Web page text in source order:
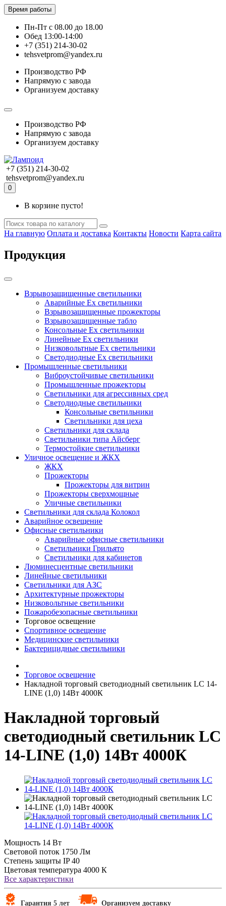
Время работы
Пн-Пт с 08.00 до 18.00
Обед 13:00-14:00
+7 (351) 214-30-02
tehsvetprom@yandex.ru
Производство РФ
Напрямую с завода
Организуем доставку
Производство РФ
Напрямую с завода
Организуем доставку
+7 (351) 214-30-02
tehsvetprom@yandex.ru
0
В корзине пусто!
На главную Оплата и доставка Контакты Новости Карта сайта
Продукция
Взрывозащищенные светильники
Аварийные Ex светильники
Взрывозащищенные прожекторы
Взрывозащищенные табло
Консольные Ех светильники
Линейные Ex светильники
Низковольтные Ex светильники
Светодиодные Ex светильники
Промышленные светильники
Виброустойчивые светильники
Промышленные прожекторы
Светильники для агрессивных сред
Светодиодные светильники
Консольные светильники
Светильники для цеха
Светильники для склада
Светильники типа Айсберг
Термостойкие светильники
Уличное освещение и ЖКХ
ЖКХ
Прожекторы
Прожекторы для витрин
Прожекторы сверхмощные
Уличные светильники
Светильники для склада Колокол
Аварийное освещение
Офисные светильники
Аварийные офисные светильники
Светильники Грильято
Светильники для кабинетов
Люминесцентные светильники
Линейные светильники
Светильники для АЗС
Архитектурные прожекторы
Низковольтные светильники
Пожаробезопасные светильники
Торговое освещение
Спортивное освещение
Медицинские светильники
Бактерицидные светильники
Торговое освещение
Накладной торговый светодиодный светильник LC 14-
LINE (1,0) 14Вт 4000К
Накладной торговый
светодиодный светильник LC
14-LINE (1,0) 14Вт 4000К
Мощность 14 Вт
Световой поток 1750 Лм
Степень защиты IP 40
Цветовая температура 4000 К
Все характеристики
Гарантия 5 лет Организуем доставку